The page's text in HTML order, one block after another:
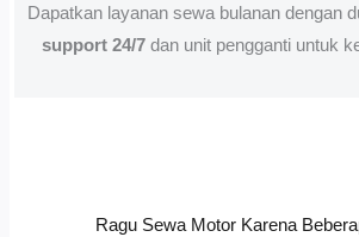
Dapatkan layanan sewa bulanan dengan
support 24/7dan unit pengganti untuk
Ragu Sewa Motor Karena